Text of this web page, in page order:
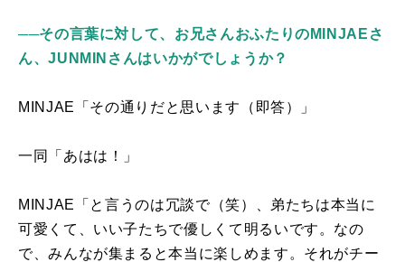
──その言葉に対して、お兄さんおふたりのMINJAEさ
ん、JUNMINさんはいかがでしょうか？
MINJAE「その通りだと思います（即答）」
一同「あはは！」
MINJAE「と言うのは冗談で（笑）、弟たちは本当に
可愛くて、いい子たちで優しくて明るいです。なの
で、みんなが集まると本当に楽しめます。それがチー